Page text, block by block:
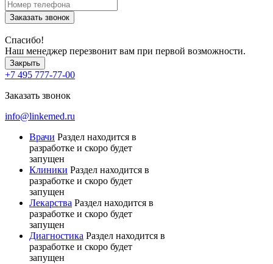
Заказать звонок
Спасибо!
Наш менеджер перезвонит вам при первой возможности.
Закрыть
+7 495 777-77-00
Заказать звонок
info@linkemed.ru
Врачи Раздел находится в
разработке и скоро будет
запущен
Клиники Раздел находится в
разработке и скоро будет
запущен
Лекарства Раздел находится в
разработке и скоро будет
запущен
Диагностика Раздел находится в
разработке и скоро будет
запущен